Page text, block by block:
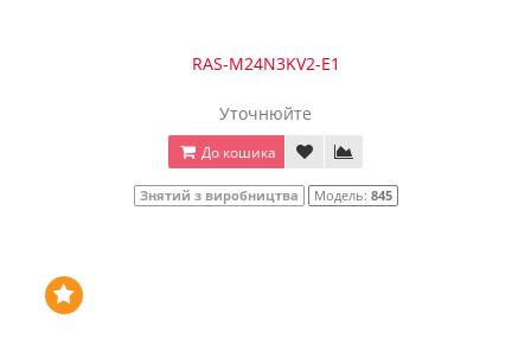
RAS-M24N3KV2-E1
Уточнюйте
До кошика
Знятий з виробництва Модель: 845